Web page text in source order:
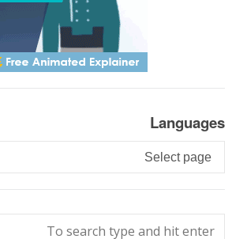
Languages
Languages